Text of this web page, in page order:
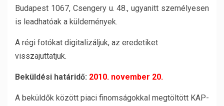
Budapest 1067, Csengery u. 48., ugyanitt személyesen
is leadhatóak a küldemények.
A régi fotókat digitalizáljuk, az eredetiket
visszajuttatjuk.
Beküldési határidő: 2010. november 20.
A beküldők között piaci finomságokkal megtöltött KAP-